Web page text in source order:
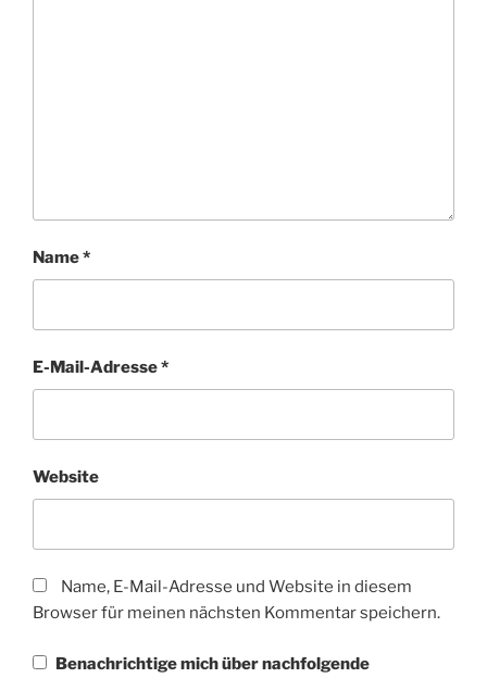
Name*
E-Mail-Adresse*
Website
Name, E-Mail-Adresse und Website in diesem
Browser für meinen nächsten Kommentar speichern.
Benachrichtige mich über nachfolgende